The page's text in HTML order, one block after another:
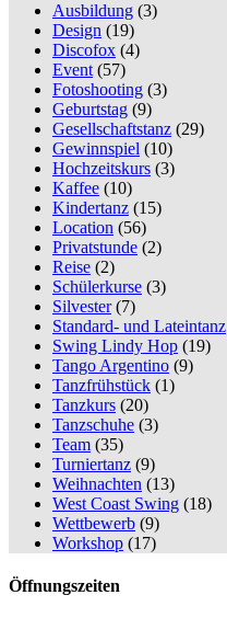
Ausbildung (3)
Design (19)
Discofox (4)
Event (57)
Fotoshooting (3)
Geburtstag (9)
Gesellschaftstanz (29)
Gewinnspiel (10)
Hochzeitskurs (3)
Kaffee (10)
Kindertanz (15)
Location (56)
Privatstunde (2)
Reise (2)
Schülerkurse (3)
Silvester(7)
Standard- und Lateintanz
Swing Lindy Hop (19)
Tango Argentino (9)
Tanzfrühstück (1)
Tanzkurs (20)
Tanzschuhe (3)
Team (35)
Turniertanz (9)
Weihnachten (13)
West Coast Swing (18)
Wettbewerb (9)
Workshop (17)
Öffnungszeiten